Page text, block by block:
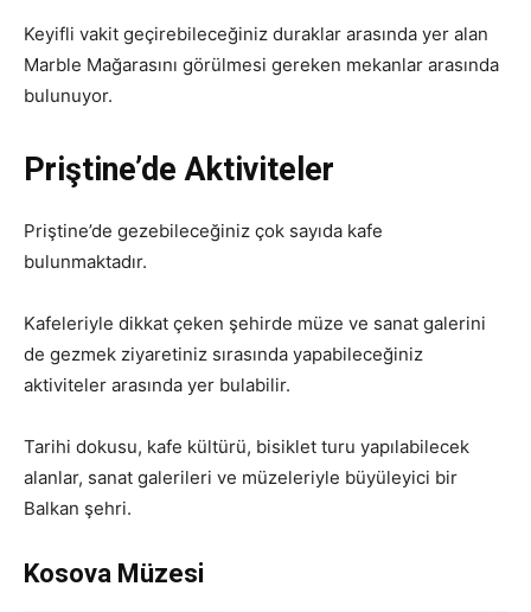
Keyifli vakit geçirebileceğiniz duraklar arasında yer alan
Marble Mağarasını görülmesi gereken mekanlar arasında
bulunuyor.
Priştine’de Aktiviteler
Priştine’de gezebileceğiniz çok sayıda kafe
bulunmaktadır.
Kafeleriyle dikkat çeken şehirde müze ve sanat galerini
de gezmek ziyaretiniz sırasında yapabileceğiniz
aktiviteler arasında yer bulabilir.
Tarihi dokusu, kafe kültürü, bisiklet turu yapılabilecek
alanlar, sanat galerileri ve müzeleriyle büyüleyici bir
Balkan şehri.
Kosova Müzesi